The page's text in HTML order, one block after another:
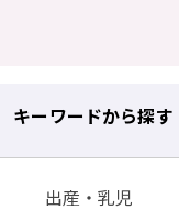
キーワードから探す
出産・乳児